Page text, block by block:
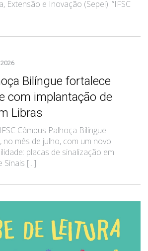
Extensão e Inovação (Sepei): “IFSC
Bilíngue fortalece
com implantação de
Libras
Câmpus Palhoça Bilíngue
mês de julho, com um novo
placas de sinalização em
Sinais [...]